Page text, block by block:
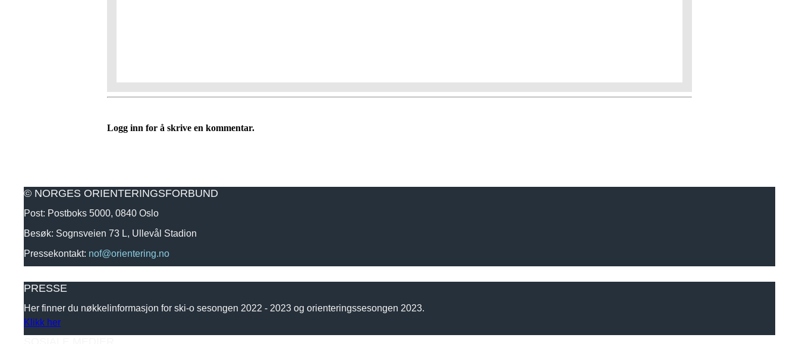
Logg inn for å skrive en kommentar.
© NORGES ORIENTERINGSFORBUND
Post: Postboks 5000, 0840 Oslo
Besøk: Sognsveien 73 L, Ullevål Stadion
Pressekontakt: nof@orientering.no
PRESSE
Her finner du nøkkelinformasjon for ski-o sesongen 2022 - 2023 og orienteringssesongen 2023.
Klikk her